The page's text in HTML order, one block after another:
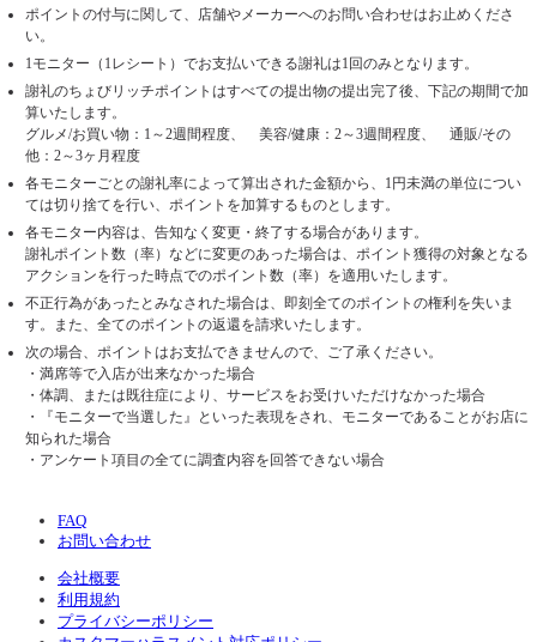
ポイントの付与に関して、店舗やメーカーへのお問い合わせはお止めくださ
い。
1モニター（1レシート）でお支払いできる謝礼は1回のみとなります。
謝礼のちょびリッチポイントはすべての提出物の提出完了後、下記の期間で加
算いたします。
グルメ/お買い物：1～2週間程度、 美容/健康：2～3週間程度、 通販/その
他：2～3ヶ月程度
各モニターごとの謝礼率によって算出された金額から、1円未満の単位につい
ては切り捨てを行い、ポイントを加算するものとします。
各モニター内容は、告知なく変更・終了する場合があります。
謝礼ポイント数（率）などに変更のあった場合は、ポイント獲得の対象となる
アクションを行った時点でのポイント数（率）を適用いたします。
不正行為があったとみなされた場合は、即刻全てのポイントの権利を失いま
す。また、全てのポイントの返還を請求いたします。
次の場合、ポイントはお支払できませんので、ご了承ください。
・満席等で入店が出来なかった場合
・体調、または既往症により、サービスをお受けいただけなかった場合
・『モニターで当選した』といった表現をされ、モニターであることがお店に
知られた場合
・アンケート項目の全てに調査内容を回答できない場合
FAQ
お問い合わせ
会社概要
利用規約
プライバシーポリシー